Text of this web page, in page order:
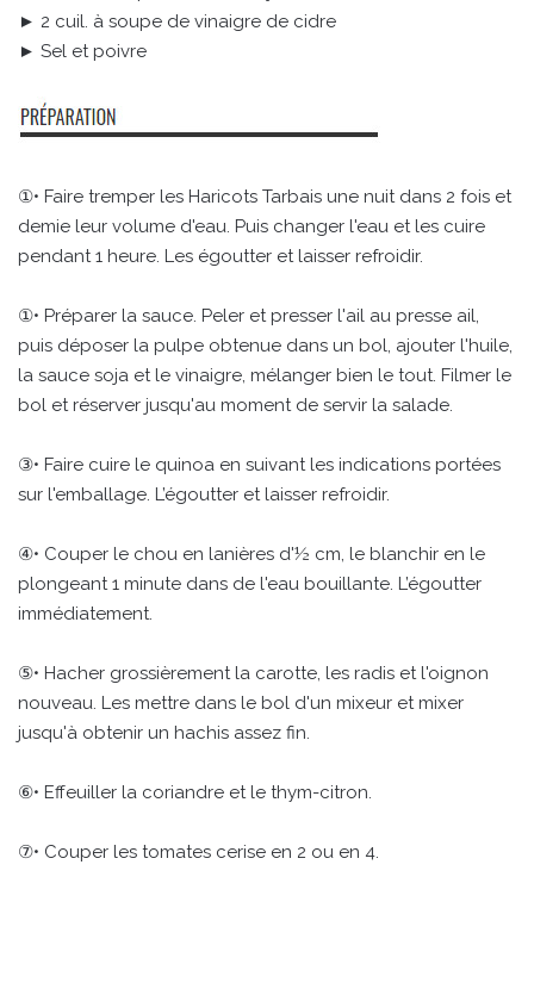
► 2 cuil. à soupe de vinaigre de cidre
► Sel et poivre
①• Faire tremper les Haricots Tarbais une nuit dans 2 fois et
demie leur volume d'eau. Puis changer l'eau et les cuire
pendant 1 heure. Les égoutter et laisser refroidir.
①• Préparer la sauce. Peler et presser l'ail au presse ail,
puis déposer la pulpe obtenue dans un bol, ajouter l'huile,
la sauce soja et le vinaigre, mélanger bien le tout. Filmer le
bol et réserver jusqu'au moment de servir la salade.
③• Faire cuire le quinoa en suivant les indications portées
sur l'emballage. L’égoutter et laisser refroidir.
④• Couper le chou en lanières d'½ cm, le blanchir en le
plongeant 1 minute dans de l'eau bouillante. L’égoutter
immédiatement.
⑤• Hacher grossièrement la carotte, les radis et l'oignon
nouveau. Les mettre dans le bol d'un mixeur et mixer
jusqu'à obtenir un hachis assez fin.
⑥• Effeuiller la coriandre et le thym-citron.
⑦• Couper les tomates cerise en 2 ou en 4.